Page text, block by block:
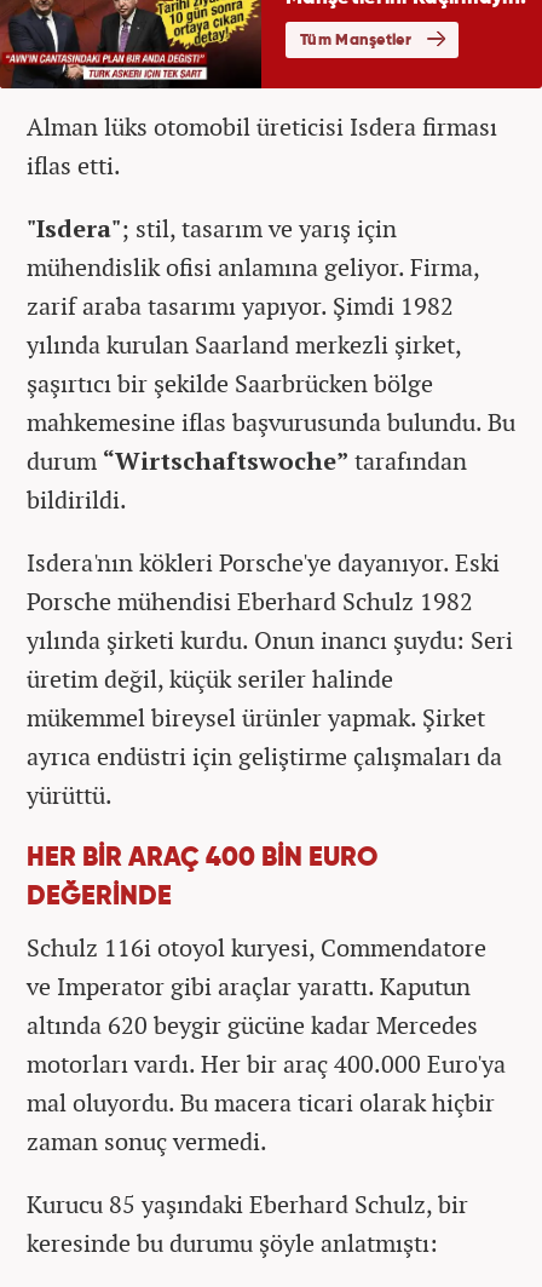
Alman lüks otomobil üreticisi Isdera firması
iflas etti.
"Isdera"; stil, tasarım ve yarış için
mühendislik ofisi anlamına geliyor. Firma,
zarif araba tasarımı yapıyor. Şimdi 1982
yılında kurulan Saarland merkezli şirket,
şaşırtıcı bir şekilde Saarbrücken bölge
mahkemesine iflas başvurusunda bulundu. Bu
durum “Wirtschaftswoche” tarafından
bildirildi.
Isdera'nın kökleri Porsche'ye dayanıyor. Eski
Porsche mühendisi Eberhard Schulz 1982
yılında şirketi kurdu. Onun inancı şuydu: Seri
üretim değil, küçük seriler halinde
mükemmel bireysel ürünler yapmak. Şirket
ayrıca endüstri için geliştirme çalışmaları da
yürüttü.
HER BİR ARAÇ 400 BİN EURO
DEĞERİNDE
Schulz 116i otoyol kuryesi, Commendatore
ve Imperator gibi araçlar yarattı. Kaputun
altında 620 beygir gücüne kadar Mercedes
motorları vardı. Her bir araç 400.000 Euro'ya
mal oluyordu. Bu macera ticari olarak hiçbir
zaman sonuç vermedi.
Kurucu 85 yaşındaki Eberhard Schulz, bir
keresinde bu durumu şöyle anlatmıştı: